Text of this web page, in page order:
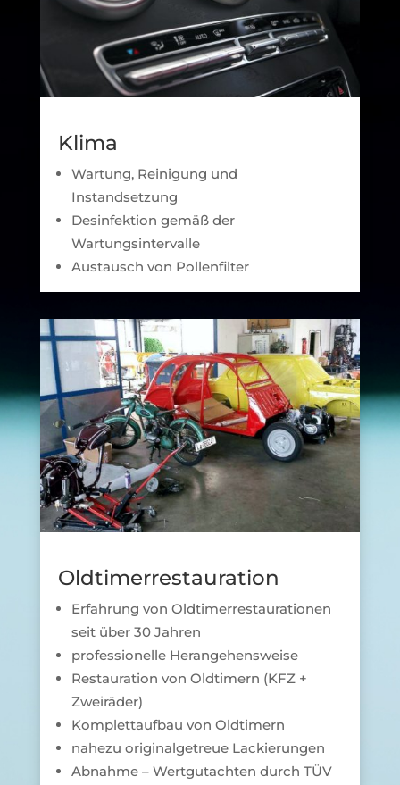
Klima
Wartung, Reinigung und
Instandsetzung
Desinfektion gemäß der
Wartungsintervalle
Austausch von Pollenfilter
Oldtimerrestauration
Erfahrung von Oldtimerrestaurationen
seit über 30 Jahren
professionelle Herangehensweise
Restauration von Oldtimern (KFZ +
Zweiräder)
Komplettaufbau von Oldtimern
nahezu originalgetreue Lackierungen
Abnahme – Wertgutachten durch TÜV